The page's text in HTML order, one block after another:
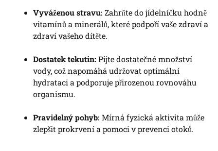
Vyváženou stravu: Zahrňte do jídelníčku hodně
vitamínů a minerálů, které podpoří vaše zdraví a
zdraví vašeho dítěte.
Dostatek tekutin: Pijte dostatečné množství
vody, což napomáhá udržovat optimální
hydrataci a podporuje přirozenou rovnováhu
organismu.
Pravidelný pohyb: Mírná fyzická aktivita může
zlepšit prokrvení a pomoci v prevenci otoků.